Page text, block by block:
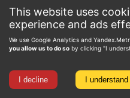
This website uses
experience and ads
We use Google Analytics and
you allow us to do so by clicking "I
I decline I understand
Oksidasie toestand